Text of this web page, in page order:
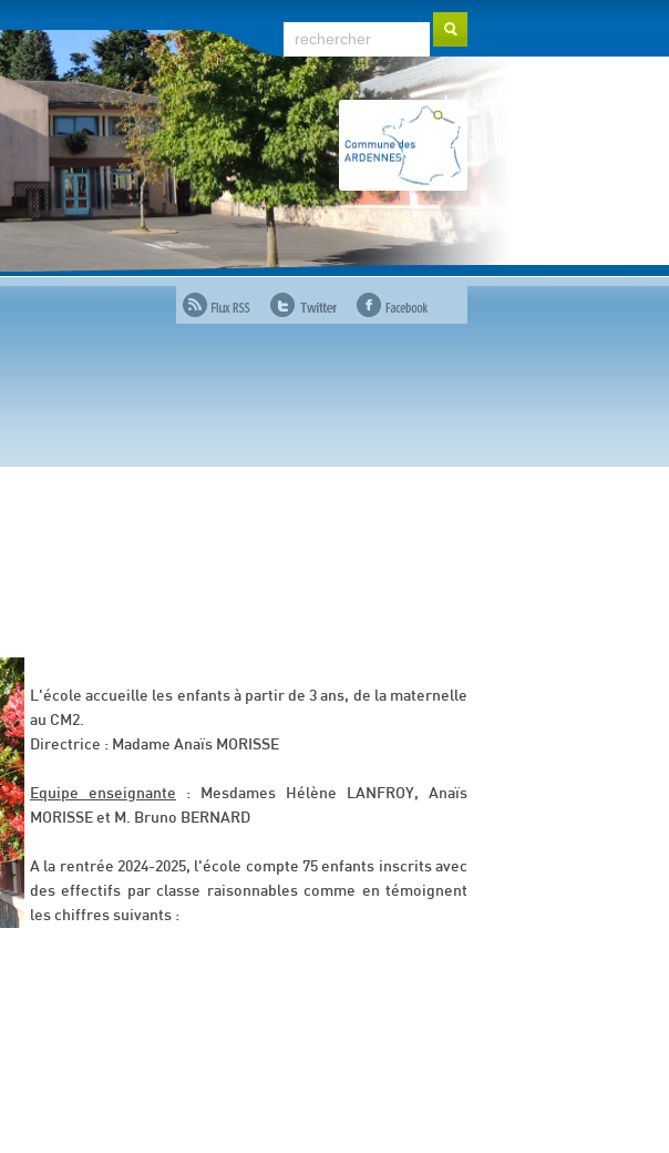
L'école accueille les enfants à partir de 3 ans, de la maternelle
au CM2.
Directrice : Madame Anaïs MORISSE
Equipe enseignante : Mesdames Hélène LANFROY, Anaïs
MORISSE et M. Bruno BERNARD
A la rentrée 2024-2025, l'école compte 75 enfants inscrits avec
des effectifs par classe raisonnables comme en témoignent
les chiffres suivants :